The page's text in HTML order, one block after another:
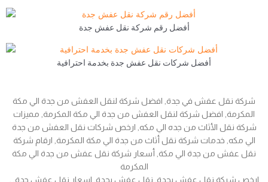
أفضل رقم شركة نقل عفش جدة
أفضل شركات نقل عفش جدة بخدمة احترافية
شركة نقل عفش في جدة, افضل شركة لنقل العفش من جدة الي مكة
المكرمة, افضل شركة لنقل العفش من جدة الي مكة المكرمة, مميزات
شركة نقل الأثاث من جده الي مكه, ارخص شركات نقل العفش من جدة
الي مكه, خدمات شركة نقل أثاث من جدة الي مكة المكرمة, ارقام شركة
نقل عفش من جدة الي مكة, أسعار شركة نقل عفش من جدة الي مكة
المكرمة